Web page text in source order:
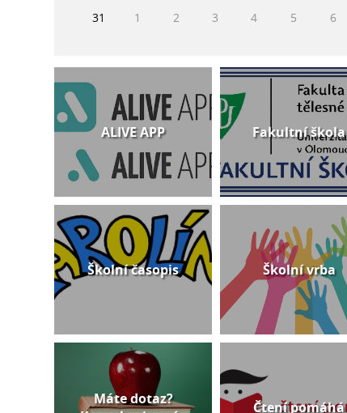
31 1 2 3 4 5 6
ALIVE APP Fakultní škola
Školní časopis Školní vrba
Máte dotaz?
Čtení pomáhá